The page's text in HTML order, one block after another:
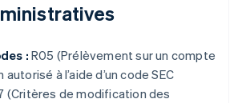
: R05 (Prélèvement sur un compte
à l’aide d’un code SEC
(Critères de modification des